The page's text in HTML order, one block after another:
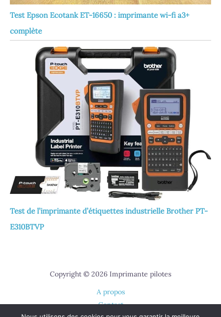
Test Epson Ecotank ET-16650 : imprimante wi-fi a3+
complète
Test de l’imprimante d’étiquettes industrielle Brother PT-
E310BTVP
Copyright © 2026 Imprimante pilotes
A propos
Contact